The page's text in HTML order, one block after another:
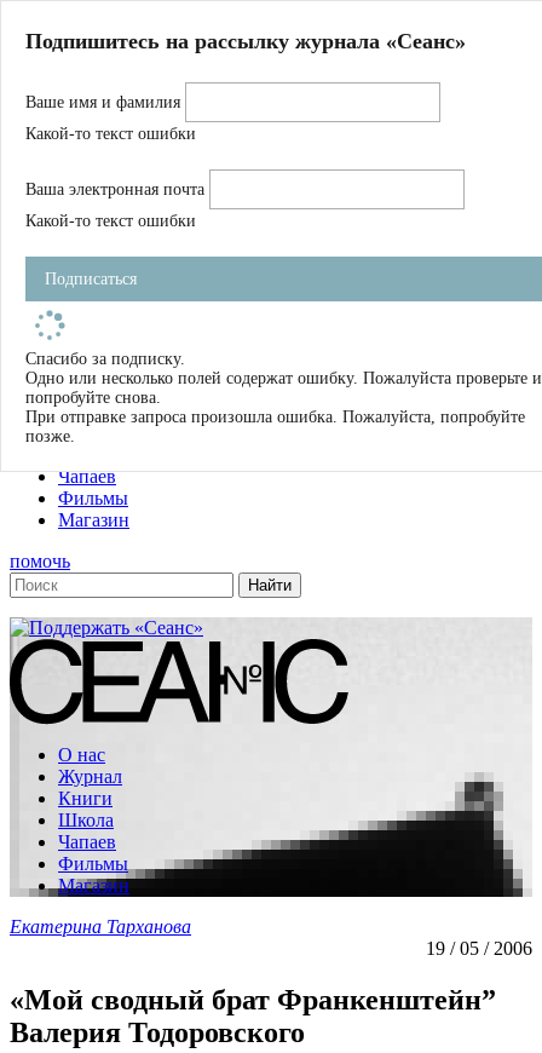
Магазин
Журнал
Школа
Устав
Фильмы
Имена
Тэги
О нас
Журнал
Книги
Чапаев
Фильмы
Магазин
помочь
О нас
Журнал
Книги
Школа
Чапаев
Фильмы
Магазин
Екатерина Тарханова
19 / 05 / 2006
«Мой сводный брат Франкенштейн”
Валерия Тодоровского
Подпишитесь на рассылку журнала «Сеанс»
Ваше имя и фамилия
Какой-то текст ошибки
Ваша электронная почта
Какой-то текст ошибки
Подписаться
Спасибо за подписку.
Одно или несколько полей содержат ошибку. Пожалуйста проверьте и
попробуйте снова.
При отправке запроса произошла ошибка. Пожалуйста, попробуйте
позже.